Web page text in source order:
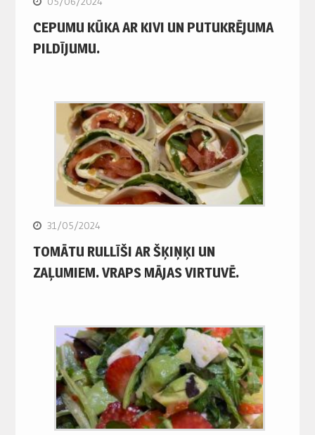
CEPUMU KŪKA AR KIVI UN PUTUKRĒJUMA
PILDĪJUMU.
31/05/2024
TOMĀTU RULLĪŠI AR ŠĶIŅĶI UN
ZAĻUMIEM. VRAPS MĀJAS VIRTUVĒ.